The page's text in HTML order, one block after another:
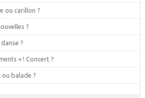
ou carillon ?
?
?
» ! Concert ?
ou balade ?